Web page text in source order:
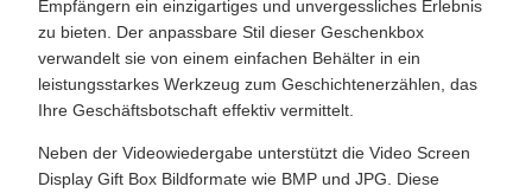
Empfängern ein einzigartiges und unvergessliches Erlebnis
zu bieten. Der anpassbare Stil dieser Geschenkbox
verwandelt sie von einem einfachen Behälter in ein
leistungsstarkes Werkzeug zum Geschichtenerzählen, das
Ihre Geschäftsbotschaft effektiv vermittelt.
Neben der Videowiedergabe unterstützt die Video Screen
Display Gift Box Bildformate wie BMP und JPG. Diese